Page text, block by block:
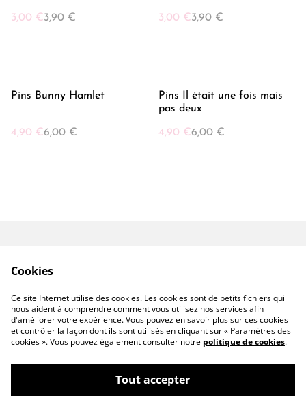
3,00 €3,90 € 3,00 €3,90 €
%
Pins Bunny Hamlet
4,90 €6,00 €
%
Pins Il était une fois mais
pas deux
4,90 €6,00 €
Contactez-moi
©2026🎀 E-Doll ! Devenez Fan 🎀
Cookies
Ce site Internet utilise des cookies. Les cookies sont de petits fichiers qui
nous aident à comprendre comment vous utilisez nos services afin
d'améliorer votre expérience. Vous pouvez en savoir plus sur ces cookies
et contrôler la façon dont ils sont utilisés en cliquant sur « Paramètres des
cookies ». Vous pouvez également consulter notre politique de cookies.
Tout accepter